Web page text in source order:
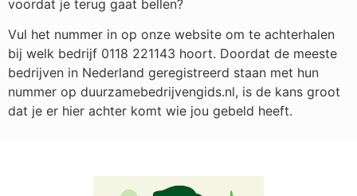
voordat je terug gaat bellen?
Vul het nummer in op onze website om te achterhalen
bij welk bedrijf 0118 221143 hoort. Doordat de meeste
bedrijven in Nederland geregistreerd staan met hun
nummer op duurzamebedrijvengids.nl, is de kans groot
dat je er hier achter komt wie jou gebeld heeft.